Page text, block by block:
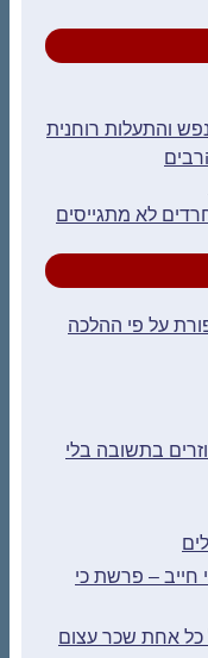
והתעלות רוחנית
לא מתגייסים
על פי ההלכה
בתשובה בלי
חייב – פרשת כי